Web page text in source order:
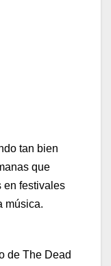
tan bien
que
en festivales
música.
de The Dead